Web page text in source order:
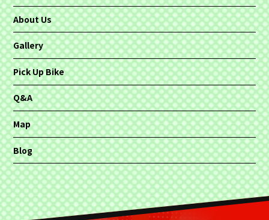
About Us
Gallery
Pick Up Bike
Q&A
Map
Blog